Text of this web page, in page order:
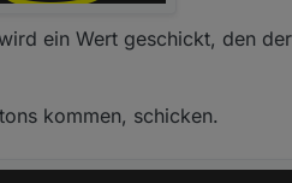
ein Wert geschickt, den
kommen, schicken.